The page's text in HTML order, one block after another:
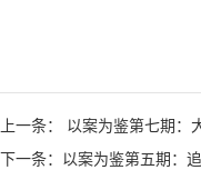
上一条： 以案为鉴第七期
下一条：以案为鉴第五期：